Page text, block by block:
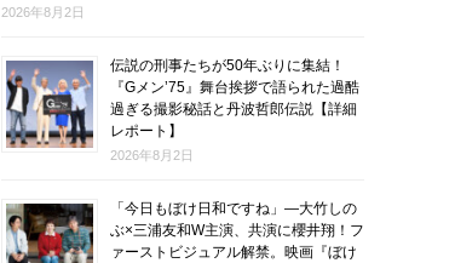
2026年8月2日
伝説の刑事たちが50年ぶりに集結！
『Gメン’75』舞台挨拶で語られた過酷
過ぎる撮影秘話と丹波哲郎伝説【詳細
レポート】
2026年8月2日
「今日もぼけ日和ですね」―大竹しの
ぶ×三浦友和W主演、共演に櫻井翔！フ
ァーストビジュアル解禁。映画『ぼけ